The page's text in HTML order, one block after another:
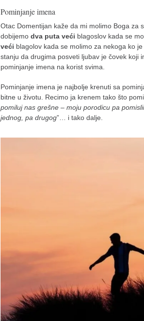
Pominjanje imena
Otac Domentijan kaže da mi molimo Boga za
dobijemo dva puta veći blagoslov kada se
veći blagolov kada se molimo za nekoga ko
stanju da drugima posveti ljubav je čovek koji
pominjanje imena na korist svima.
Pominjanje imena je najbolje krenuti sa
bitne u životu. Recimo ja krenem tako što
pomiluj nas grešne – moju porodicu pa
jednog, pa drugog”… i tako dalje.